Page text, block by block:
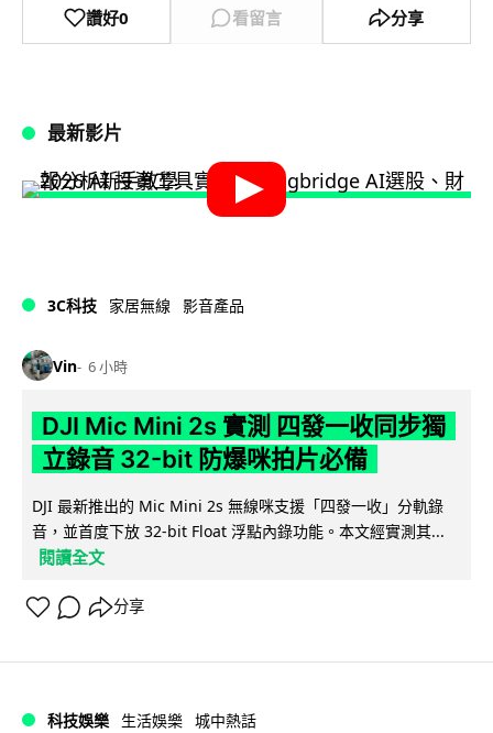
讚好0 看留言 分享
最新影片
3C科技 家居無線 影音產品
Vin 6 小時
DJI Mic Mini 2s 實測 四發一收同步獨
立錄音 32-bit 防爆咪拍片必備
DJI 最新推出的 Mic Mini 2s 無線咪支援「四發一收」分軌錄
音，並首度下放 32-bit Float 浮點內錄功能。本文經實測其...
閱讀全文
分享
科技娛樂 生活娛樂 城中熱話